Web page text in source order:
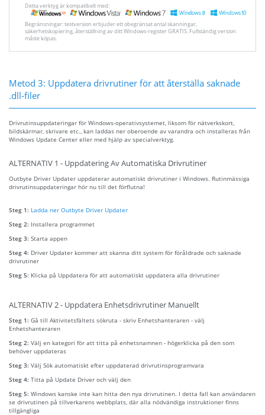
Detta verktyg är kompatibelt med:
Begränsningar: testversion erbjuder ett obegränsat antal skanningar,
säkerhetskopiering, återställning av ditt Windows-register GRATIS. Fullständig version
måste köpas.
Metod 3: Uppdatera drivrutiner för att återställa saknade
.dll-filer
Drivrutinsuppdateringar för Windows-operativsystemet, liksom för nätverkskort,
bildskärmar, skrivare etc., kan laddas ner oberoende av varandra och installeras från
Windows Update Center eller med hjälp av specialverktyg.
ALTERNATIV 1 - Uppdatering Av Automatiska Drivrutiner
Outbyte Driver Updater uppdaterar automatiskt drivrutiner i Windows. Rutinmässiga
drivrutinsuppdateringar hör nu till det förflutna!
Steg 1: Ladda ner Outbyte Driver Updater
Steg 2: Installera programmet
Steg 3: Starta appen
Steg 4: Driver Updater kommer att skanna ditt system för föråldrade och saknade
drivrutiner
Steg 5: Klicka på Uppdatera för att automatiskt uppdatera alla drivrutiner
ALTERNATIV 2 - Uppdatera Enhetsdrivrutiner Manuellt
Steg 1: Gå till Aktivitetsfältets sökruta - skriv Enhetshanteraren - välj
Enhetshanteraren
Steg 2: Välj en kategori för att titta på enhetsnamnen - högerklicka på den som
behöver uppdateras
Steg 3: Välj Sök automatiskt efter uppdaterad drivrutinsprogramvara
Steg 4: Titta på Update Driver och välj den
Steg 5: Windows kanske inte kan hitta den nya drivrutinen. I detta fall kan användaren
se drivrutinen på tillverkarens webbplats, där alla nödvändiga instruktioner finns
tillgängliga